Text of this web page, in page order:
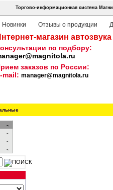
Торгово-информационная система
Новинки Отзывы о продукции
магазин
по подбору:
заказов по России:
mail: manager@magnitola.ru